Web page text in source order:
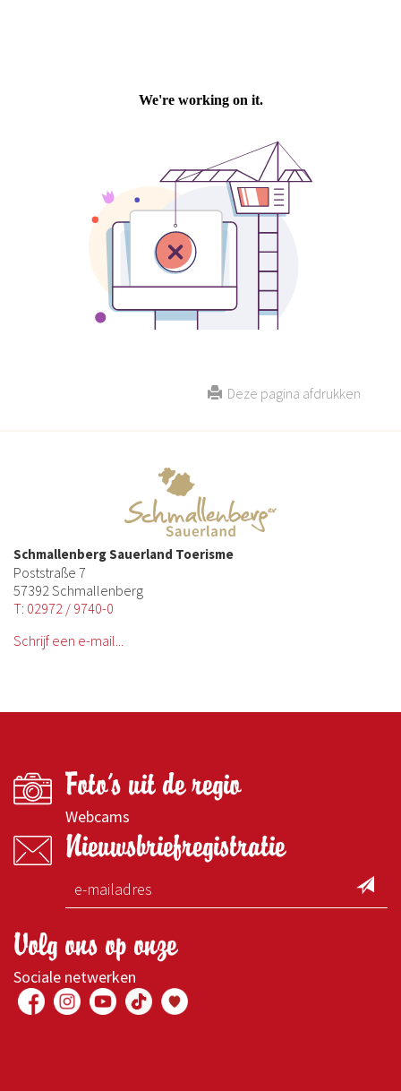
Deze pagina afdrukken
Schmallenberg Sauerland Toerisme
Poststraße 7
57392 Schmallenberg
T: 02972 / 9740-0
Schrijf een e-mail...
Foto's uit de regio
Webcams
Nieuwsbriefregistratie
Volg ons op onze
Sociale netwerken